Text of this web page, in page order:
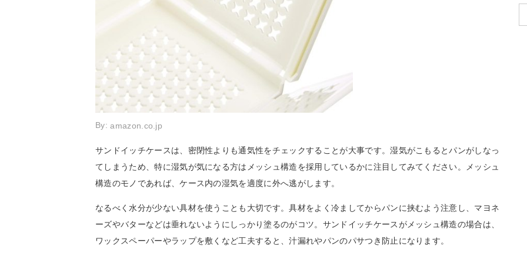
By:amazon.co.jp
サンドイッチケースは、密閉性よりも通気性をチェックすることが大事です。湿気がこもるとパンがしなっ
てしまうため、特に湿気が気になる方はメッシュ構造を採用しているかに注目してみてください。メッシュ
構造のモノであれば、ケース内の湿気を適度に外へ逃がします。
なるべく水分が少ない具材を使うことも大切です。具材をよく冷ましてからパンに挟むよう注意し、マヨネ
ーズやバターなどは垂れないようにしっかり塗るのがコツ。サンドイッチケースがメッシュ構造の場合は、
ワックスペーパーやラップを敷くなど工夫すると、汁漏れやパンのパサつき防止になります。